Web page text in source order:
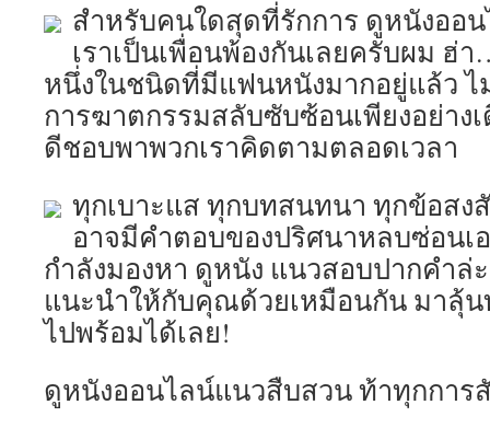
สำหรับคนใดสุดที่รักการ ดูหนังออ
เราเป็นเพื่อนพ้องกันเลยครับผม ฮ่
หนึ่งในชนิดที่มีแฟนหนังมากอยู่แล้ว
การฆาตกรรมสลับซับซ้อนเพียงอย่าง
ดีชอบพาพวกเราคิดตามตลอดเวลา
ทุกเบาะแส ทุกบทสนทนา ทุกข้อสง
อาจมีคำตอบของปริศนาหลบซ่อนเ
กำลังมองหา ดูหนัง แนวสอบปากคำล่
แนะนำให้กับคุณด้วยเหมือนกัน มาลุ้
ไปพร้อมได้เลย!
ดูหนังออนไลน์แนวสืบสวน ท้าทุกการ